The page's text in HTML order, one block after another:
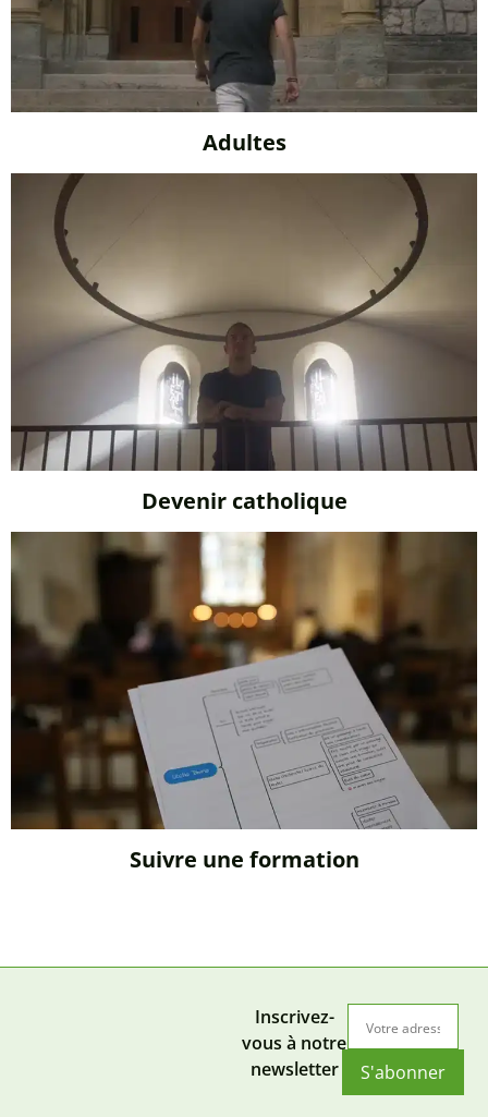
Adultes
Devenir catholique
Suivre une formation
Inscrivez-
vous à notre
newsletter
S'abonner